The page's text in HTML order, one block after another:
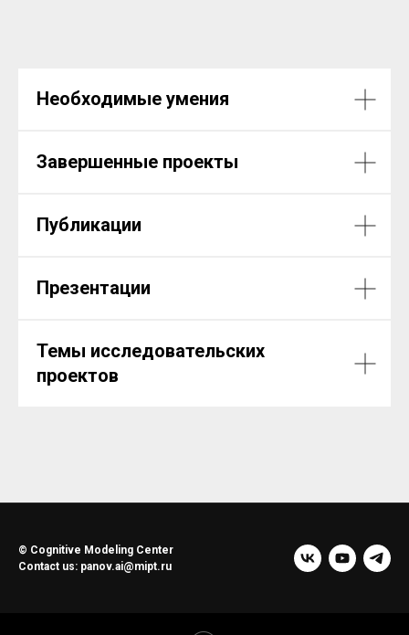
Необходимые умения
Завершенные проекты
Публикации
Презентации
Темы исследовательских
проектов
© Cognitive Modeling Center
Contact us: panov.ai@mipt.ru